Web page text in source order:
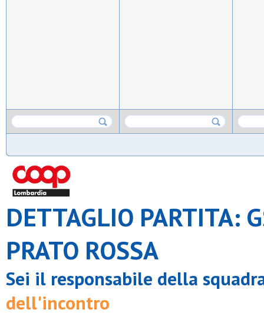
DETTAGLIO PARTITA:
PRATO ROSSA
Sei il responsabile della
dell'incontro